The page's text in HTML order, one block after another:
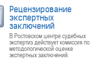
Рецензирование
экспертных
заключений
В Ростовском центре судебных
экспертиз действует комиссия по
методологической оценке
экспертных заключений.